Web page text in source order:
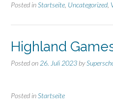
Posted inStartseite Uncategorized
Highland
Posted on 26. Juli 2023 by
Posted inStartseite